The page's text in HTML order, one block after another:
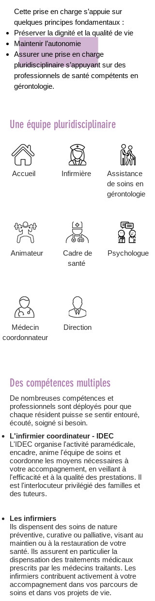
Cette prise en charge s’appuie sur
quelques principes fondamentaux :
Préserver la dignité et la qualité de vie
Maintenir l’autonomie
Assurer une prise en charge
pluridisciplinaire s’appuyant sur des
professionnels de santé compétents en
gérontologie.
Une équipe pluridisciplinaire
Accueil Infirmière
Assistance
de soins en
gérontologie
Animateur
Cadre de
santé
Psychologue
Médecin
coordonnateur
Direction
Des compétences multiples
De nombreuses compétences et
professionnels sont déployés pour que
chaque résident puisse se sentir entouré,
écouté, soigné si besoin.
L'infirmier coordinateur - IDEC
L'IDEC organise l'activité paramédicale,
encadre, anime l'équipe de soins et
coordonne les moyens nécessaires à
votre accompagnement, en veillant à
l'efficacité et à la qualité des prestations. Il
est l'interlocuteur privilégié des familles et
des tuteurs.
Les infirmiers
Ils dispensent des soins de nature
préventive, curative ou palliative, visant au
maintien ou à la restauration de votre
santé. Ils assurent en particulier la
dispensation des traitements médicaux
prescrits par les médecins traitants. Les
infirmiers contribuent activement à votre
accompagnement dans vos parcours de
soins et dans vos projets de vie.